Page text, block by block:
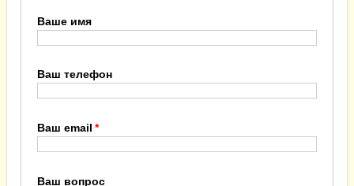
Ваше имя
Ваш телефон
Ваш email
Ваш вопрос